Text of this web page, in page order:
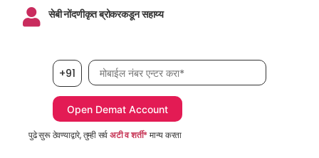
सेबी नोंदणीकृत ब्रोकरकडून सहाय्य
+91 मोबाईल नंबर, आवश्यक
पुढे सुरू ठेवण्याद्वारे, तुम्ही सर्वअटी व शर्ती*मान्य करता